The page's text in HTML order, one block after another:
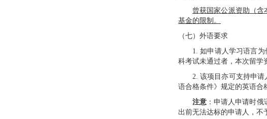
曾获国家公派资助（
基金的限制。
（七）外语要求
1.如申请人学习语言
科考试未通过者，本次留学
2.该项目亦可支持申
语合格条件》规定的英语合
注意 ：申请人申请时俄
出前无法达标的申请人，不